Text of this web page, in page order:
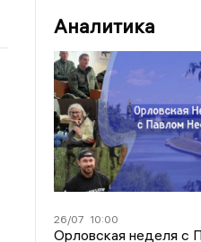
Аналитика
26/07 10:00
Орловская неделя с